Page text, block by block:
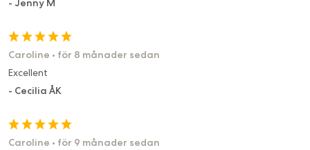
- Jenny M
Caroline • för 8 månader sedan
Excellent
- Cecilia ÅK
Caroline • för 9 månader sedan